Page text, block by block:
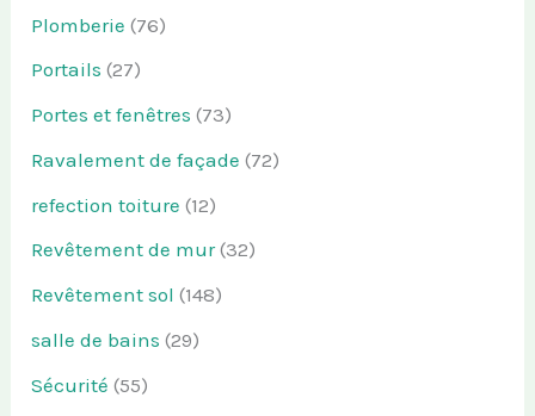
Plomberie (76)
Portails (27)
Portes et fenêtres (73)
Ravalement de façade (72)
refection toiture (12)
Revêtement de mur(32)
Revêtement sol (148)
salle de bains (29)
Sécurité (55)